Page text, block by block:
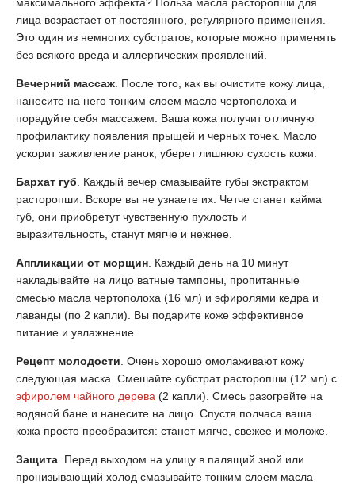
лица возрастает от постоянного, регулярного применения.
Это один из немногих субстратов, которые можно применять
без всякого вреда и аллергических проявлений.
Вечерний массаж . После того, как вы очистите кожу лица,
нанесите на него тонким слоем масло чертополоха и
порадуйте себя массажем. Ваша кожа получит отличную
профилактику появления прыщей и черных точек. Масло
ускорит заживление ранок, уберет лишнюю сухость кожи.
Бархат губ . Каждый вечер смазывайте губы экстрактом
расторопши. Вскоре вы не узнаете их. Четче станет кайма
губ, они приобретут чувственную пухлость и
выразительность, станут мягче и нежнее.
Аппликации от морщин . Каждый день на 10 минут
накладывайте на лицо ватные тампоны, пропитанные
смесью масла чертополоха (16 мл) и эфиролями кедра и
лаванды (по 2 капли). Вы подарите коже эффективное
питание и увлажнение.
Рецепт молодости . Очень хорошо омолаживают кожу
следующая маска. Смешайте субстрат расторопши (12 мл) с
эфиролем чайного дерева (2 капли). Смесь разогрейте на
водяной бане и нанесите на лицо. Спустя полчаса ваша
кожа просто преобразится: станет мягче, свежее и моложе.
Защита . Перед выходом на улицу в палящий зной или
пронизывающий холод смазывайте тонким слоем масла